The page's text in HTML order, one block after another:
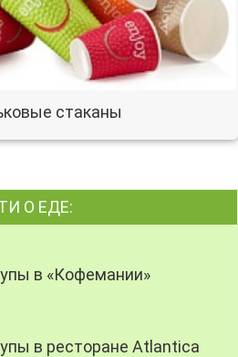
стаканы
О ЕДЕ:
в «Кофемании»
в ресторане Atlantica